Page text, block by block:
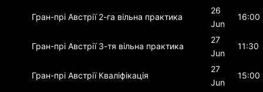
Гран-прі Австрії 2-га вільна практика
26
Jun
16:00
Гран-прі Австрії 3-тя вільна практика
27
Jun
11:30
Гран-прі Австрії Кваліфікація
27
Jun
15:00